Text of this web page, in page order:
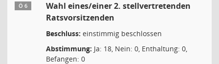
Ö 6
Wahl eines/einer 2. stellvertretenden
Ratsvorsitzenden
Beschluss: einstimmig beschlossen
Abstimmung: Ja: 18, Nein: 0, Enthaltung: 0,
Befangen: 0